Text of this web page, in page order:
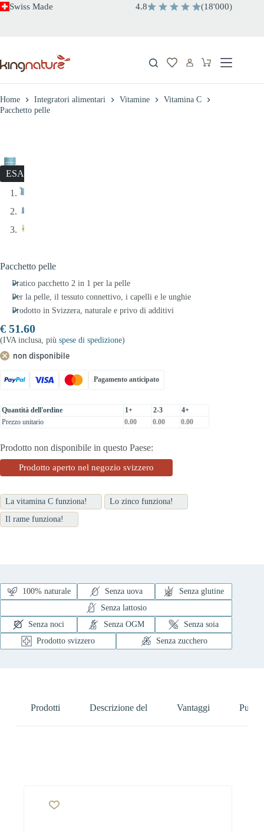
SaltaSwiss Made 4.8 (18'000)
Carrello
Home Integratori alimentari Vitamine
Vitamina C
Pacchetto pelle
ESAURITO
Pacchetto pelle
Pratico pacchetto 2 in 1 per la pelle
Per la pelle, il tessuto connettivo, i capelli e le unghie
Prodotto in Svizzera, naturale e privo di additivi
€ 51.60
(IVA inclusa, più spese di spedizione)
non disponibile
Pagamento anticipato
Quantità dell'ordine 1+ 2-3
4+
Prezzo unitario
0.00 0.00 0.00
Prodotto non disponibile in questo Paese:
Prodotto aperto nel negozio svizzero
La vitamina C funziona!
Lo zinco funziona!
Il rame funziona!
100% naturale Senza uova
Senza glutine
Senza lattosio
Senza noci
Senza OGM
Senza soia
Prodotto svizzero
Senza zucchero
Prodotti Descrizione del Vantaggi Pure